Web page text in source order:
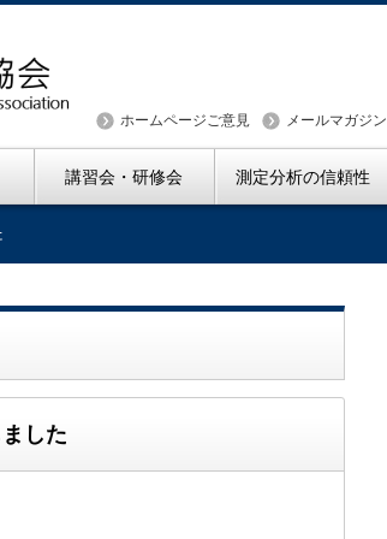
ホームページご意見 メールマガジン
講習会・研修会 測定分析の信頼性
した